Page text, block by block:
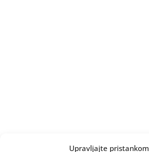
Upravljajte pristankom